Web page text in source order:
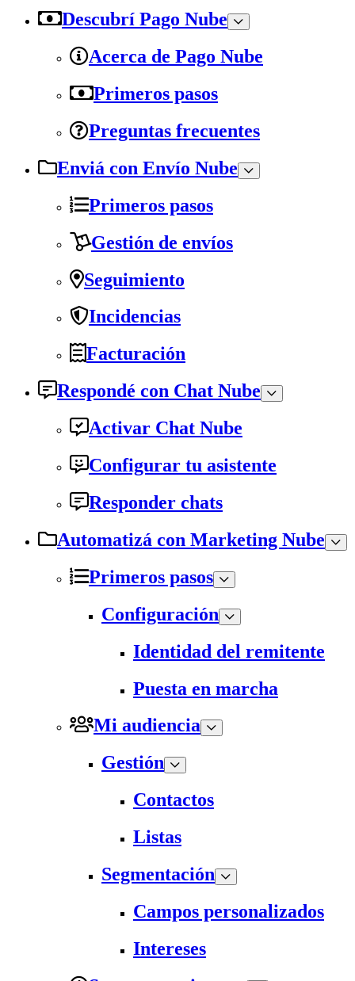
Descubrí Pago Nube
Acerca de Pago Nube
Primeros pasos
Preguntas frecuentes
Enviá con Envío Nube
Primeros pasos
Gestión de envíos
Seguimiento
Incidencias
Facturación
Respondé con Chat Nube
Activar Chat Nube
Configurar tu asistente
Responder chats
Automatizá con Marketing Nube
Primeros pasos
Configuración
Identidad del remitente
Puesta en marcha
Mi audiencia
Gestión
Contactos
Listas
Segmentación
Campos personalizados
Intereses